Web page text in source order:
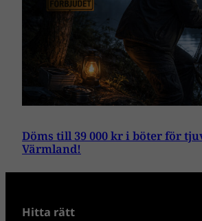
Döms till 39 000 kr i böter för
Värmland!
Hitta rätt